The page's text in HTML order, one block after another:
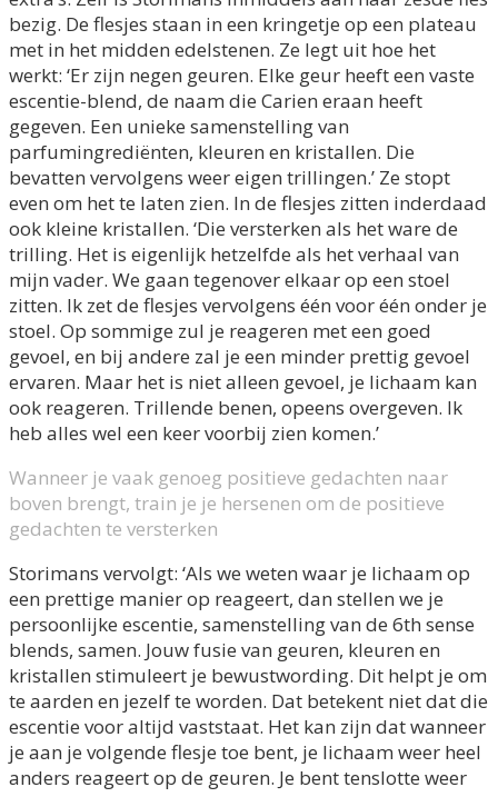
bezig. De flesjes staan in een kringetje op een plateau
met in het midden edelstenen. Ze legt uit hoe het
werkt: ‘Er zijn negen geuren. Elke geur heeft een vaste
escentie-blend, de naam die Carien eraan heeft
gegeven. Een unieke samenstelling van
parfumingrediënten, kleuren en kristallen. Die
bevatten vervolgens weer eigen trillingen.’ Ze stopt
even om het te laten zien. In de flesjes zitten inderdaad
ook kleine kristallen. ‘Die versterken als het ware de
trilling. Het is eigenlijk hetzelfde als het verhaal van
mijn vader. We gaan tegenover elkaar op een stoel
zitten. Ik zet de flesjes vervolgens één voor één onder je
stoel. Op sommige zul je reageren met een goed
gevoel, en bij andere zal je een minder prettig gevoel
ervaren. Maar het is niet alleen gevoel, je lichaam kan
ook reageren. Trillende benen, opeens overgeven. Ik
heb alles wel een keer voorbij zien komen.’
Wanneer je vaak genoeg positieve gedachten naar
boven brengt, train je je hersenen om de positieve
gedachten te versterken
Storimans vervolgt: ‘Als we weten waar je lichaam op
een prettige manier op reageert, dan stellen we je
persoonlijke escentie, samenstelling van de 6th sense
blends, samen. Jouw fusie van geuren, kleuren en
kristallen stimuleert je bewustwording. Dit helpt je om
te aarden en jezelf te worden. Dat betekent niet dat die
escentie voor altijd vaststaat. Het kan zijn dat wanneer
je aan je volgende flesje toe bent, je lichaam weer heel
anders reageert op de geuren. Je bent tenslotte weer